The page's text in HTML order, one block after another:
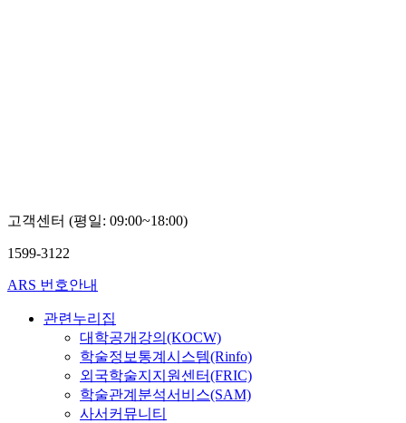
고객센터 (평일: 09:00~18:00)
1599-3122
ARS 번호안내
관련누리집
대학공개강의(KOCW)
학술정보통계시스템(Rinfo)
외국학술지지원센터(FRIC)
학술관계분석서비스(SAM)
사서커뮤니티